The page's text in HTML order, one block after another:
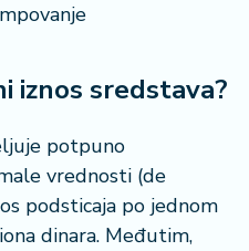
iznos sredstava?
potpuno
vrednosti (de
podsticaja po jednom
dinara. Međutim,